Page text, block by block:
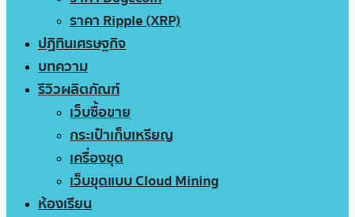
ราคา Ripple (XRP)
ปฏิทินเศรษฐกิจ
บทความ
รีวิวผลิตภัณฑ์
เว็บซื้อขาย
กระเป๋าเก็บเหรียญ
เครื่องขุด
เว็บขุดแบบ Cloud Mining
ห้องเรียน